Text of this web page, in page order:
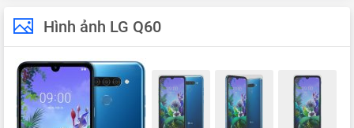
Hình ảnh LG Q60